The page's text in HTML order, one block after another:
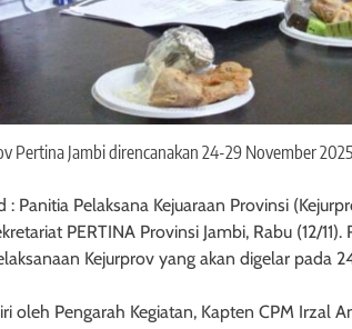
Pertina Jambi direncanakan 24-29 November
: Panitia Pelaksana Kejuaraan Provinsi
PERTINA Provinsi Jambi, Rabu (12/
Kejurprov yang akan digelar pada
oleh Pengarah Kegiatan, Kapten CPM Irzal